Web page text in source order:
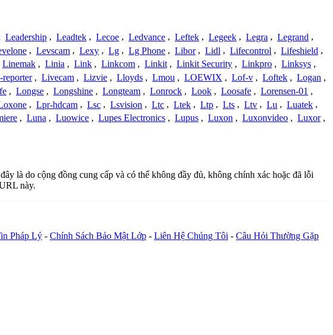
Leadership , Leadtek , Lecoe , Ledvance , Leftek , Legeek , Legra , Legrand ,
, Levscam , Lexy , Lg , Lg Phone , Libor , Lidl , Lifecontrol , Lifeshield ,
Linemak , Linia , Link , Linkcom , Linkit , Linkit Security , Linkpro , Linksys ,
, Livecam , Lizvie , Lloyds , Lmou , LOEWIX , Lof-v , Loftek , Logan ,
, Longse , Longshine , Longteam , Lonrock , Look , Loosafe , Lorensen-01 ,
, Lpr-hdcam , Lsc , Lsvision , Ltc , Ltek , Ltp , Lts , Ltv , Lu , Luatek ,
, Luna , Luowice , Lupes Electronics , Lupus , Luxon , Luxonvideo , Luxor ,
là do cộng đồng cung cấp và có thể không đầy đủ, không chính xác hoặc đã lỗi
này.
Pháp Lý - Chính Sách Bảo Mật Lớp - Liên Hệ Chúng Tôi - Câu Hỏi Thường Gặp